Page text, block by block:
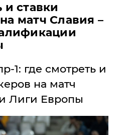
Харьков
Днепр
Львов
и ставки
матч Славия –
1: где смотреть и
на матч
Лиги Европы